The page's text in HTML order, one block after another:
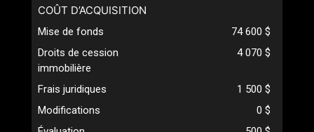
COÛT D’ACQUISITION
Mise de fonds
74 600 $
Droits de cession
immobilière
4 070 $
Frais juridiques
1 500 $
Modifications
0 $